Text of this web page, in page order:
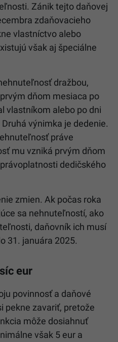
Zánik tejto daňovej
zdaňovacieho
vlastníctvo alebo
však aj špeciálne
dražbou,
dňom mesiaca po
vlastníkom alebo po dni
výnimka je dedenie.
práve
mu vzniká prvým dňom
dedičského
zmien. Ak počas roka
sa nehnuteľností, ako
daňovník ich musí
31. januára 2025.
eur
povinnosť a daňové
pekne zavariť, pretože
môže dosiahnuť
však 5 eur a